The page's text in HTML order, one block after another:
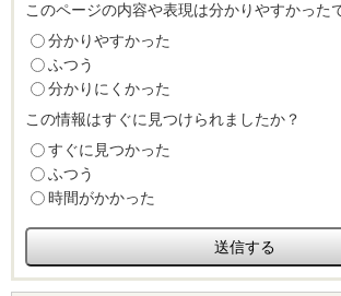
このページの内容や表現は分かりやすかった
分かりやすかった
ふつう
分かりにくかった
この情報はすぐに見つけられましたか？
すぐに見つかった
ふつう
時間がかかった